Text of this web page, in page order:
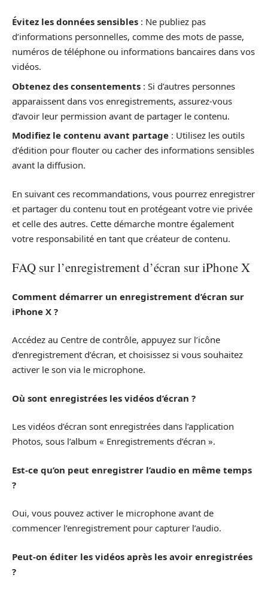
Évitez les données sensibles : Ne publiez pas
d’informations personnelles, comme des mots de passe,
numéros de téléphone ou informations bancaires dans vos
vidéos.
Obtenez des consentements : Si d’autres personnes
apparaissent dans vos enregistrements, assurez-vous
d’avoir leur permission avant de partager le contenu.
Modifiez le contenu avant partage : Utilisez les outils
d’édition pour flouter ou cacher des informations sensibles
avant la diffusion.
En suivant ces recommandations, vous pourrez enregistrer
et partager du contenu tout en protégeant votre vie privée
et celle des autres. Cette démarche montre également
votre responsabilité en tant que créateur de contenu.
FAQ sur l’enregistrement d’écran sur iPhone X
Comment démarrer un enregistrement d’écran sur
iPhone X ?
Accédez au Centre de contrôle, appuyez sur l’icône
d’enregistrement d’écran, et choisissez si vous souhaitez
activer le son via le microphone.
Où sont enregistrées les vidéos d’écran ?
Les vidéos d’écran sont enregistrées dans l’application
Photos, sous l’album « Enregistrements d’écran ».
Est-ce qu’on peut enregistrer l’audio en même temps
?
Oui, vous pouvez activer le microphone avant de
commencer l’enregistrement pour capturer l’audio.
Peut-on éditer les vidéos après les avoir enregistrées
?